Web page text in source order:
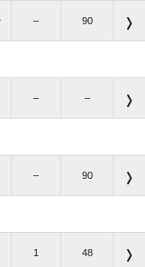
– 90
– –
– 90
1 48